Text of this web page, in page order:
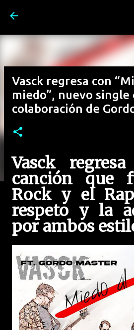
Vasck regresa con
miedo”, nuevo single
colaboración de
Vasck
canción que
Rock y el
respeto y la
por ambos